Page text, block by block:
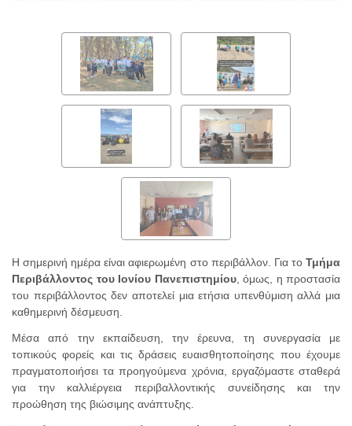
Η σημερινή ημέρα είναι αφιερωμένη στο περιβάλλον. Για το Τμήμα
Περιβάλλοντος του Ιονίου Πανεπιστημίου, όμως, η προστασία
του περιβάλλοντος δεν αποτελεί μια ετήσια υπενθύμιση αλλά μια
καθημερινή δέσμευση.
Μέσα από την εκπαίδευση, την έρευνα, τη συνεργασία με
τοπικούς φορείς και τις δράσεις ευαισθητοποίησης που έχουμε
πραγματοποιήσει τα προηγούμενα χρόνια, εργαζόμαστε σταθερά
για την καλλιέργεια περιβαλλοντικής συνείδησης και την
προώθηση της βιώσιμης ανάπτυξης.